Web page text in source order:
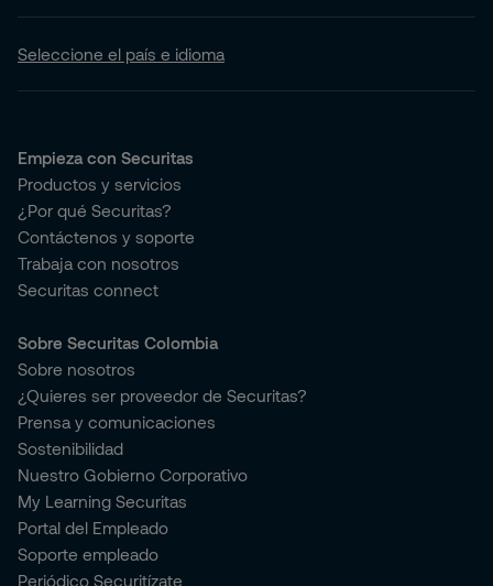
Seleccione el país e idioma
Empieza con Securitas
Productos y servicios
¿Por qué Securitas?
Contáctenos y soporte
Trabaja con nosotros
Securitas connect
Sobre Securitas Colombia
Sobre nosotros
¿Quieres ser proveedor de Securitas?
Prensa y comunicaciones
Sostenibilidad
Nuestro Gobierno Corporativo
My Learning Securitas
Portal del Empleado
Soporte empleado
Periódico Securitízate